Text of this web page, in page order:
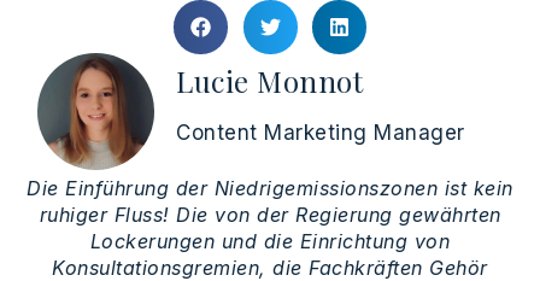
Lucie Monnot
Content Marketing Manager
Die Einführung der Niedrigemissionszonen ist kein
ruhiger Fluss! Die von der Regierung gewährten
Lockerungen und die Einrichtung von
Konsultationsgremien, die Fachkräften Gehör